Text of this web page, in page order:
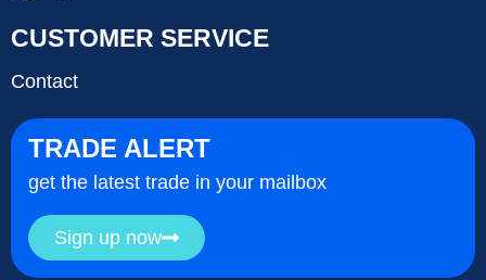
CUSTOMER SERVICE
Contact
TRADE ALERT
get the latest trade in your mailbox
Sign up now